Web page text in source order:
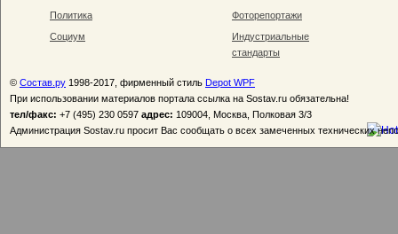
Политика
Социум
Фоторепортажи
Индустриальные
стандарты
© Состав.ру 1998-2017, фирменный стиль Depot WPF
При использовании материалов портала ссылка на Sostav.ru обязательна!
тел/факс: +7 (495) 230 0597 адрес: 109004, Москва, Полковая 3/3
Администрация Sostav.ru просит Вас сообщать о всех замеченных технических